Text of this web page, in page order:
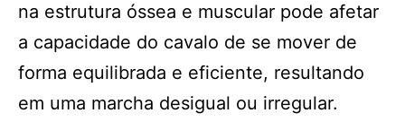
na estrutura óssea e muscular pode afetar
a capacidade do cavalo de se mover de
forma equilibrada e eficiente, resultando
em uma marcha desigual ou irregular.